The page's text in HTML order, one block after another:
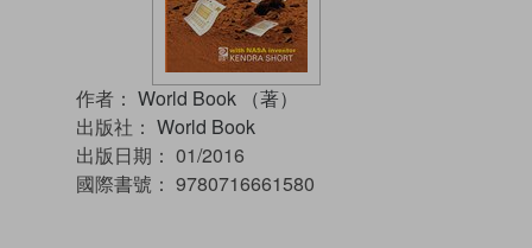
作者： World Book （著）
出版社： World Book
出版日期： 01/2016
國際書號： 9780716661580